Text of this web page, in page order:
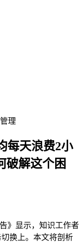
理
每天浪费2小
破解这个困
》显示，知识工作者
换上。本文将剖析